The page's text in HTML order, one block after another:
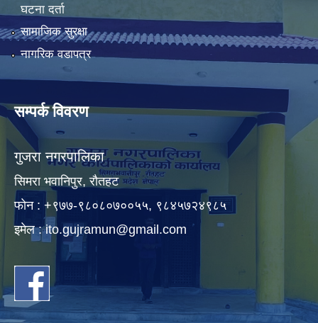
घटना दर्ता
सामाजिक सुरक्षा
नागरिक वडापत्र
सम्पर्क विवरण
गुजरा नगरपालिका
सिमरा भवानिपुर, राैतहट
फाेन : +९७७-९८०८०७००५५, ९८४५७२४९८५
इमेल :ito.gujramun@gmail.com